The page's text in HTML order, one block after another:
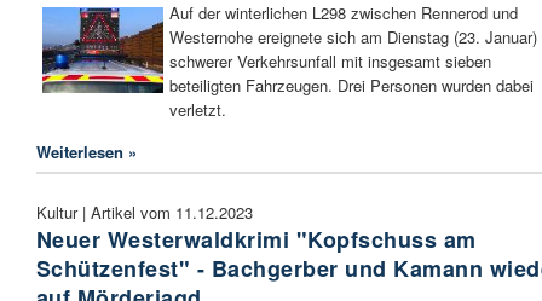
Auf der winterlichen L298 zwischen Rennerod und
Westernohe ereignete sich am Dienstag (23. Januar)
schwerer Verkehrsunfall mit insgesamt sieben
beteiligten Fahrzeugen. Drei Personen wurden dabei
verletzt.
Weiterlesen »
Kultur | Artikel vom 11.12.2023
Neuer Westerwaldkrimi "Kopfschuss am
Schützenfest" - Bachgerber und Kamann